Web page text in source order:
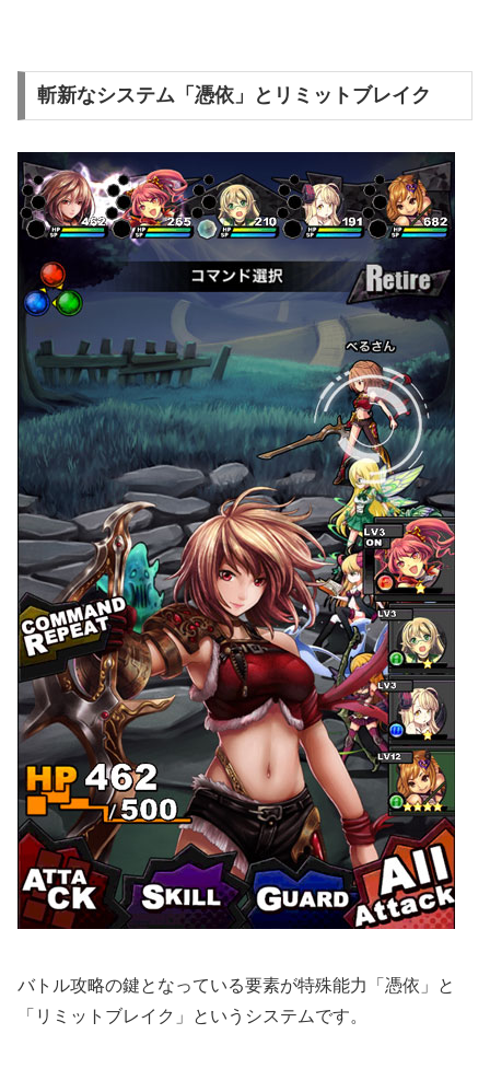
斬新なシステム「憑依」とリミットブレイク
バトル攻略の鍵となっている要素が特殊能力「憑依」と
「リミットブレイク」というシステムです。